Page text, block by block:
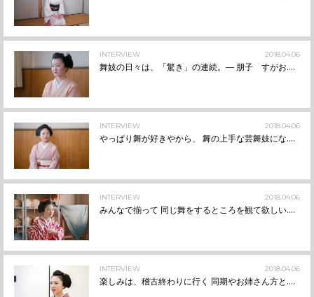
INTERVIEW 2018.04.06
舞妓の日々は、「驚き」の連続。― 朋子 すがお....
INTERVIEW 2018.04.06
やっぱり舞が好きやから、 舞の上手な芸舞妓にな....
INTERVIEW 2018.04.06
みんなで揃って 同じ舞をするところを観て欲しい....
INTERVIEW 2018.04.06
楽しみは、稽古終わりに行く 同期やお姉さん方と....